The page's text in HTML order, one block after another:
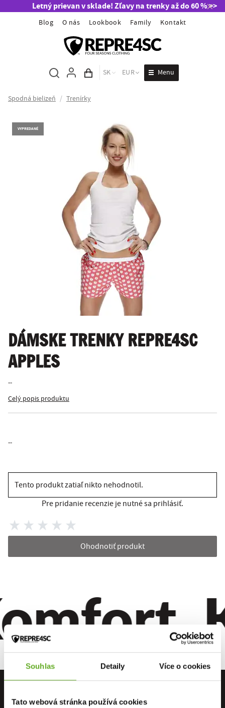
Souhlas Detaily Více o cookies
Tato webová stránka používá cookies
Letný prievan v sklade! Zľavy na trenky až do 60 % >>
Blog O nás Lookbook Family Kontakt
Obsah košíka
SK EUR Menu
Spodná bielizeň / Trenírky
VYPREDANÉ
DÁMSKE TRENKY REPRE4SC
APPLES
--
Celý popis produktu
--
Tento produkt zatiaľ nikto nehodnotil.
Pre pridanie recenzie je nutné sa prihlásiť.
Ohodnotiť produkt